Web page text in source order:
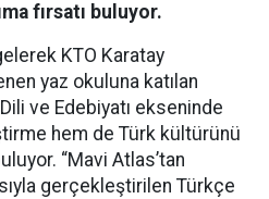
fırsatı buluyor.
KTO Karatay
yaz okuluna katılan
ve Edebiyatı ekseninde
hem de Türk kültürünü
“Mavi Atlas’tan
gerçekleştirilen Türkçe